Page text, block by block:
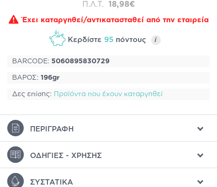
Π.Λ.Τ. 18,98€
Έχει καταργηθεί/αντικατασταθεί από την εταιρεία
Κερδίστε 95πόντους i
BARCODE: 5060895830729
ΒΑΡΟΣ: 196gr
Δες επίσης: Προϊόντα που έχουν καταργηθεί
ΠΕΡΙΓΡΑΦΉ
ΟΔΗΓΊΕΣ - ΧΡΉΣΗΣ
ΣΥΣΤΑΤΙΚΆ